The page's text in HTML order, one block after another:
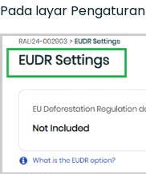
Pada layar Pengaturan